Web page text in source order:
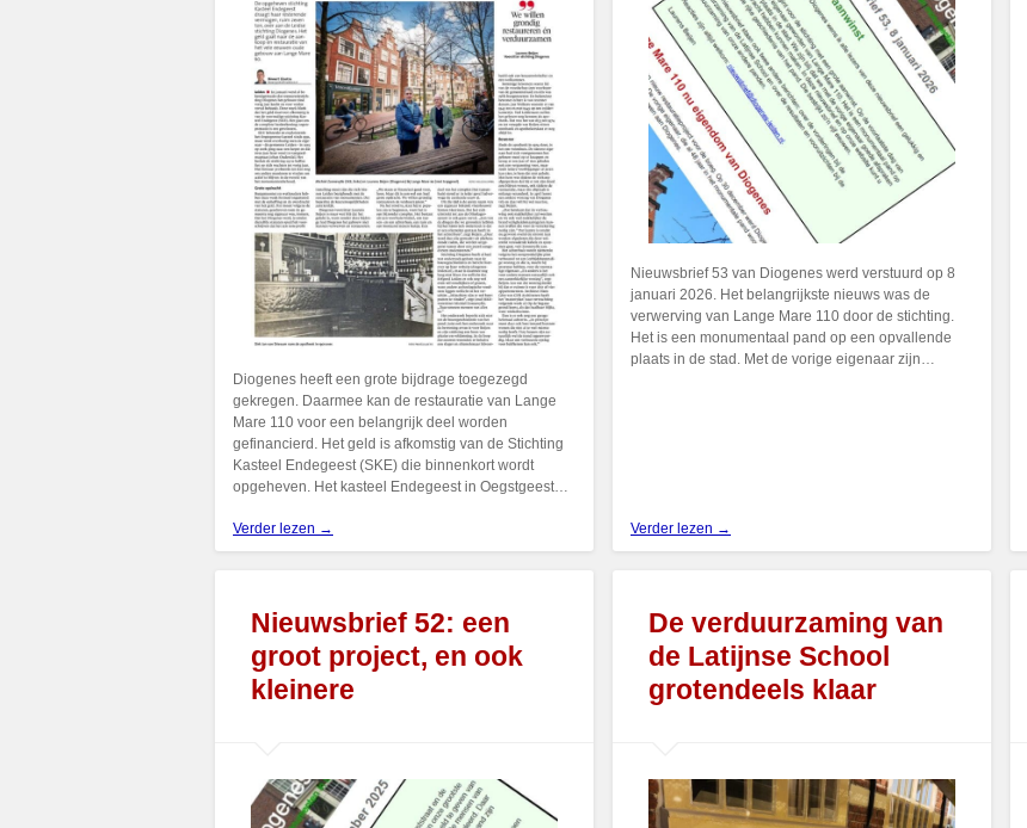
Diogenes heeft een grote bijdrage toegezegd
gekregen. Daarmee kan de restauratie van Lange
Mare 110 voor een belangrijk deel worden
gefinancierd. Het geld is afkomstig van de Stichting
Kasteel Endegeest (SKE) die binnenkort wordt
opgeheven. Het kasteel Endegeest in Oegstgeest…
Verder lezen →
Nieuwsbrief 53 van Diogenes werd verstuurd op 8
januari 2026. Het belangrijkste nieuws was de
verwerving van Lange Mare 110 door de stichting.
Het is een monumentaal pand op een opvallende
plaats in de stad. Met de vorige eigenaar zijn…
Verder lezen →
Nieuwsbrief 52: een
groot project, en ook
kleinere
De verduurzaming van
de Latijnse School
grotendeels klaar